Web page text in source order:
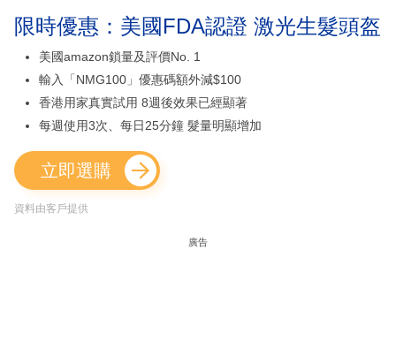
限時優惠：美國FDA認證 激光生髮頭盔
美國amazon鎖量及評價No. 1
輸入「NMG100」優惠碼額外減$100
香港用家真實試用 8週後效果已經顯著
每週使用3次、每日25分鐘 髮量明顯增加
立即選購
資料由客戶提供
廣告